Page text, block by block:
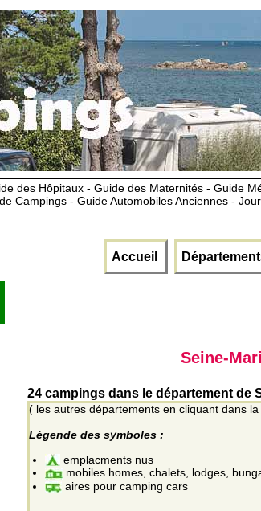
des Hôpitaux - Guide des Maternités - Guide
Campings - Guide Automobiles Anciennes -
Accueil
Seine-
24 campings dans le département de
( les autres départements en cliquant dans
Légende des symboles :
emplacments nus
mobiles homes, chalets, lodges,
aires pour camping cars